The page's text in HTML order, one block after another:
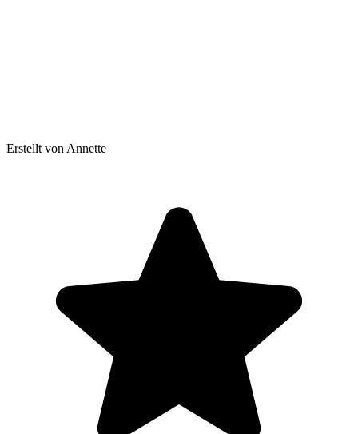
Erstellt von Annette